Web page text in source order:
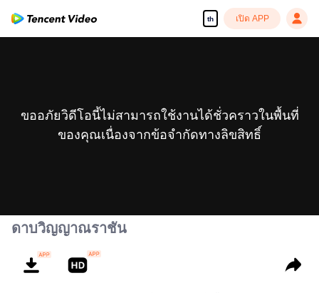
th เปิด APP
ขออภัยวิดีโอนี้ไม่สามารถใช้งานได้ชั่วคราวในพื้นที่
ของคุณเนื่องจากข้อจำกัดทางลิขสิทธิ์
ดาบวิญญาณราชัน